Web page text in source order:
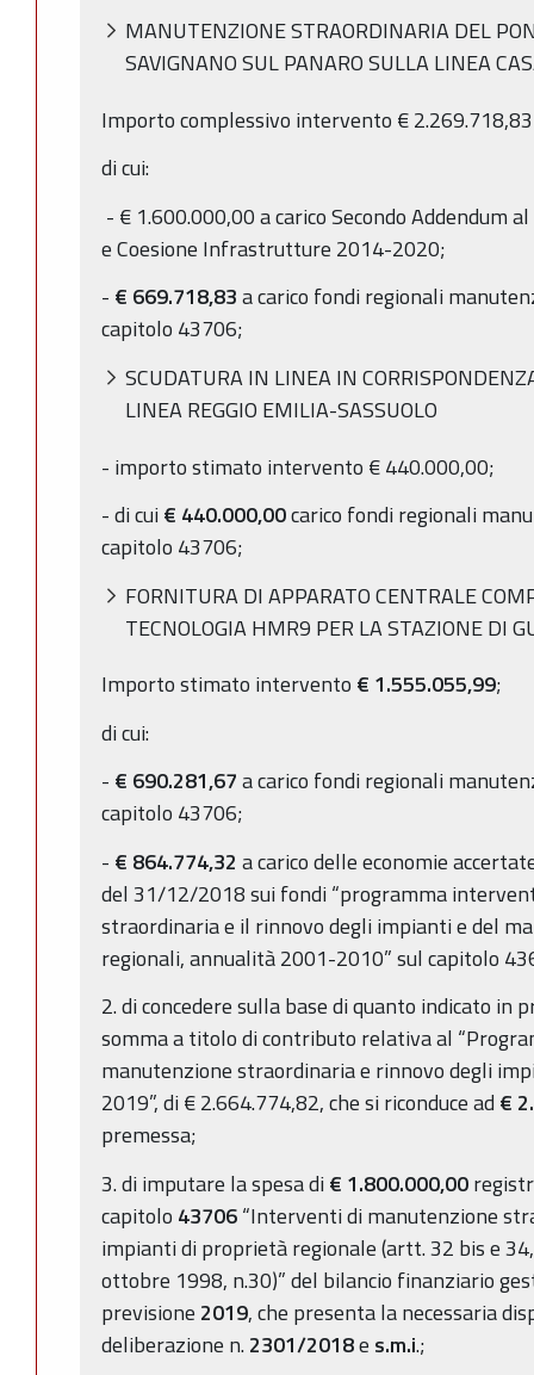
MANUTENZIONE STRAORDINARIA DEL
SAVIGNANO SUL PANARO SULLA LINEA
Importo complessivo intervento €
di cui:
- € 1.600.000,00 a carico Secondo Addendum
e Coesione Infrastrutture 2014-2020;
- € 669.718,83a carico fondi regionali
capitolo 43706;
SCUDATURA IN LINEA IN
LINEA REGGIO EMILIA-SASSUOLO
- importo stimato intervento € 440.000,00;
- di cui€ 440.000,00carico fondi regionali
capitolo 43706;
FORNITURA DI APPARATO CENTRALE
TECNOLOGIA HMR9 PER LA STAZIONE DI
Importo stimato intervento € 1.555.055,99;
di cui:
- € 690.281,67a carico fondi regionali
capitolo 43706;
- € 864.774,32 a carico delle economie
del 31/12/2018 sui fondi “programma
straordinaria e il rinnovo degli impianti e del
regionali, annualità 2001-2010” sul capitolo
2. di concedere sulla base di quanto indicato in
somma a titolo di contributo relativa al
manutenzione straordinaria e rinnovo degli
2019”, di € 2.664.774,82, che si riconduce ad €
premessa;
3. di imputare la spesa di€ 1.800.000,00
capitolo 43706“Interventi di manutenzione
impianti di proprietà regionale (artt. 32 bis e
ottobre 1998, n.30)” del bilancio finanziario
previsione 2019, che presenta la necessaria
deliberazione n.2301/2018e s.m.i.;